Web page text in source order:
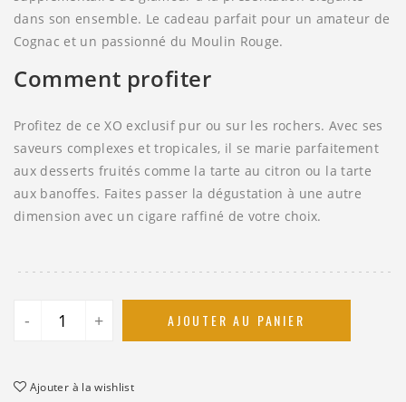
dans son ensemble. Le cadeau parfait pour un amateur de
Cognac et un passionné du Moulin Rouge.
Comment profiter
Profitez de ce XO exclusif pur ou sur les rochers. Avec ses
saveurs complexes et tropicales, il se marie parfaitement
aux desserts fruités comme la tarte au citron ou la tarte
aux banoffes. Faites passer la dégustation à une autre
dimension avec un cigare raffiné de votre choix.
- + AJOUTER AU PANIER
Ajouter à la wishlist